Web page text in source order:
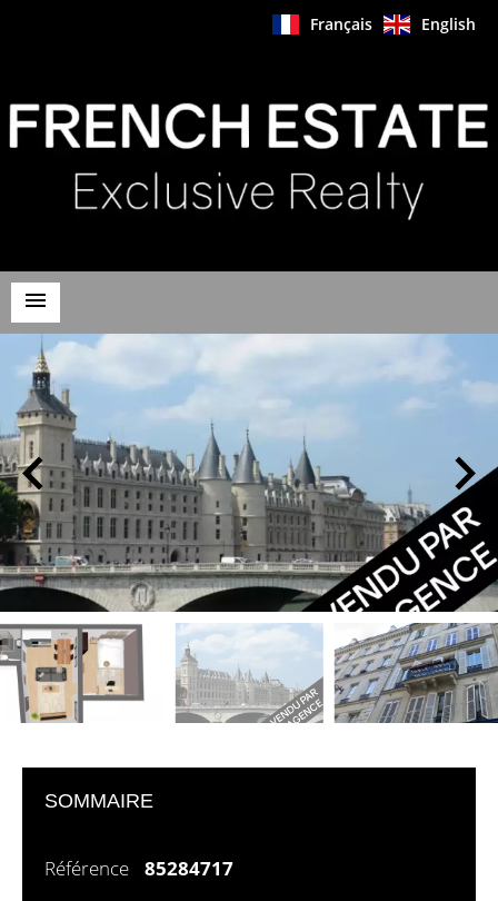
Français English
SOMMAIRE
Référence
85284717